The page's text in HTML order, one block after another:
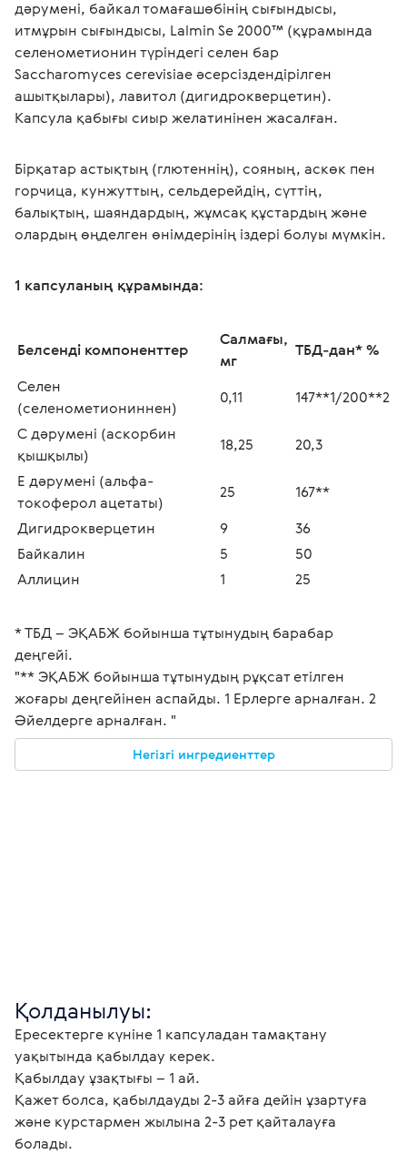
дәрумені, байкал томағашөбінің сығындысы,
итмұрын сығындысы, Lalmin Se 2000™ (құрамында
селенометионин түріндегі селен бар
Saccharomyces cerevisiae әсерсіздендірілген
ашытқылары), лавитол (дигидрокверцетин).
Капсула қабығы сиыр желатинінен жасалған.
Бірқатар астықтың (глютеннің), сояның, аскөк пен
горчица, кунжуттың, сельдерейдің, сүттің,
балықтың, шаяндардың, жұмсақ құстардың және
олардың өңделген өнімдерінің іздері болуы мүмкін.
1 капсуланың құрамында:
Белсенді компоненттер
Салмағы,
мг
ТБД-дан* %
Селен
(селенометиониннен)
0,11
147**1/200**2
С дәрумені (аскорбин
қышқылы)
18,25
20,3
Е дәрумені (альфа-
токоферол ацетаты)
25
167**
Дигидрокверцетин
9
36
Байкалин
5
50
Аллицин
1 25
* ТБД – ЭҚАБЖ бойынша тұтынудың барабар
деңгейі.
"** ЭҚАБЖ бойынша тұтынудың рұқсат етілген
жоғары деңгейінен аспайды. 1 Ерлерге арналған. 2
Әйелдерге арналған. "
Негізгі ингредиенттер
Қолданылуы:
Ересектерге күніне 1 капсуладан тамақтану
уақытында қабылдау керек.
Қабылдау ұзақтығы – 1 ай.
Қажет болса, қабылдауды 2-3 айға дейін ұзартуға
және курстармен жылына 2-3 рет қайталауға
болады.